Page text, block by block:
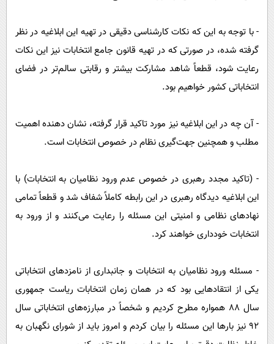
- با توجه به این‌ که نکات کارشناسی دقیقی در تهیه این ابلاغیه در نظر
گرفته شده، در صورتی که در تهیه قانون جامع انتخابات نیز این نکات
رعایت شود، قطعاً شاهد مشارکت بیشتر و رقابتی سالم‌تر در فضای
انتخاباتی کشور خواهیم بود.
- آن چه در این ابلاغیه نیز مورد تاکید قرار گرفته، نشان دهنده اهمیت
مطلب و همچنین جهت‌گیری نظام در خصوص انتخابات است.
- (تاکید مجدد رهبری در خصوص عدم ورود نظامیان به انتخابات) با
این ابلاغیه دیدگاه رهبری در این رابطه کاملاً شفاف شد و قطعاً تمامی
نهادهای نظامی و امنیتی این مسئله را رعایت می‌کنند و از ورود به
انتخابات خودداری خواهند کرد.
- مسئله ورود نظامیان به انتخابات و جانبداری از نامزدهای انتخاباتی
یکی از انتقادهایی بود که در همان زمان انتخابات ریاست جمهوری
سال ۸۸ همواره مطرح کردیم و شخصاً در مبارزه‌های انتخاباتی سال
۹۲ نیز بارها این مسئله را بیان کردم و امروز باید از شورای نگهبان به